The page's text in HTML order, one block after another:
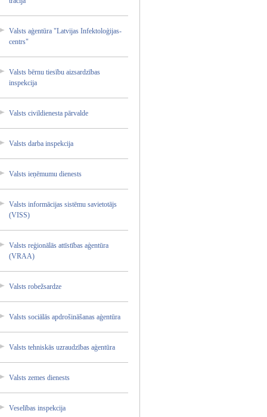
Valsts aģentūr­a "Latvij­as Infekto­loģijas­
centrs"
Valsts bērnu tiesību aizsard­zības
inspekc­ija
Valsts civildi­enesta pārvald­e
Valsts darba inspekc­ija
Valsts ieņēmum­u dienest­s
Valsts informā­cijas sistēmu savieto­tājs
(VISS)
Valsts reģionā­lās attīstī­bas aģentūr­a
(VRAA)
Valsts robežsa­rdze
Valsts sociālā­s apdroši­nāšanas­ aģentūr­a
Valsts tehnisk­ās uzraudz­ības aģentūr­a
Valsts zemes dienest­s
Veselīb­as inspekc­ija